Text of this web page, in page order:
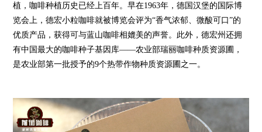
植，咖啡种植历史已经上百年。早在1963年，德国汉堡的国际博
览会上，德宏小粒咖啡就被博览会评为“香气浓郁、微酸可口”的
优质产品，获得可与蓝山咖啡相媲美的声誉。此外，德宏州还拥
有中国最大的咖啡种子基因库——农业部瑞丽咖啡种质资源圃，
是农业部第一批授予的9个热带作物种质资源圃之一。